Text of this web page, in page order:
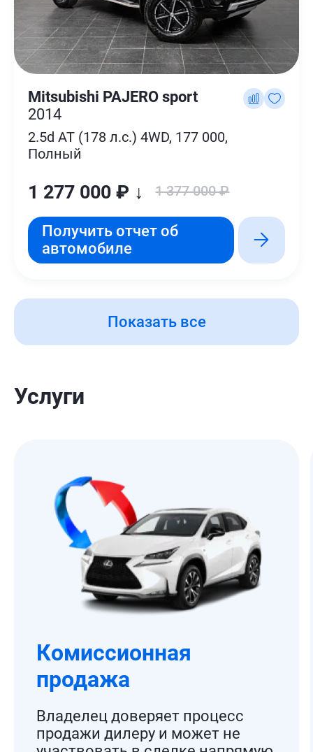
Mitsubishi PAJERO sport
2014
2.5d AT (178 л.с.) 4WD, 177 000,
Полный
1 277 000 ₽ ↓ 1 377 000 ₽
Получить отчет об
автомобиле
Показать все
Услуги
Комиссионная
продажа
Владелец доверяет процесс
продажи дилеру и может не